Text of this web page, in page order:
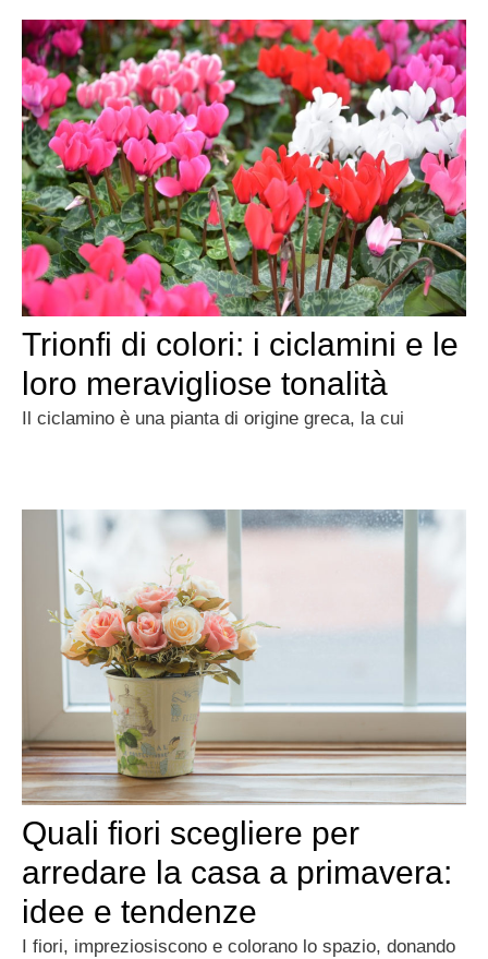
Trionfi di colori: i ciclamini e le
loro meravigliose tonalità
Il ciclamino è una pianta di origine greca, la cui
Quali fiori scegliere per
arredare la casa a primavera:
idee e tendenze
I fiori, impreziosiscono e colorano lo spazio, donando